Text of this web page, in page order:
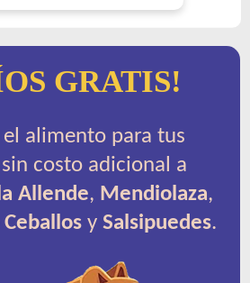
GRATIS!
el alimento para tus
costo adicional a
Allende, Mendiolaza,
Ceballosy Salsipuedes.